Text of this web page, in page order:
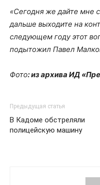
«Сегодня же дайте мне
дальше выходите на
следующем году этот
подытожил Павел
Фото: из архива ИД
Предыдущая статья
В Кадоме обстреляли
полицейскую машину